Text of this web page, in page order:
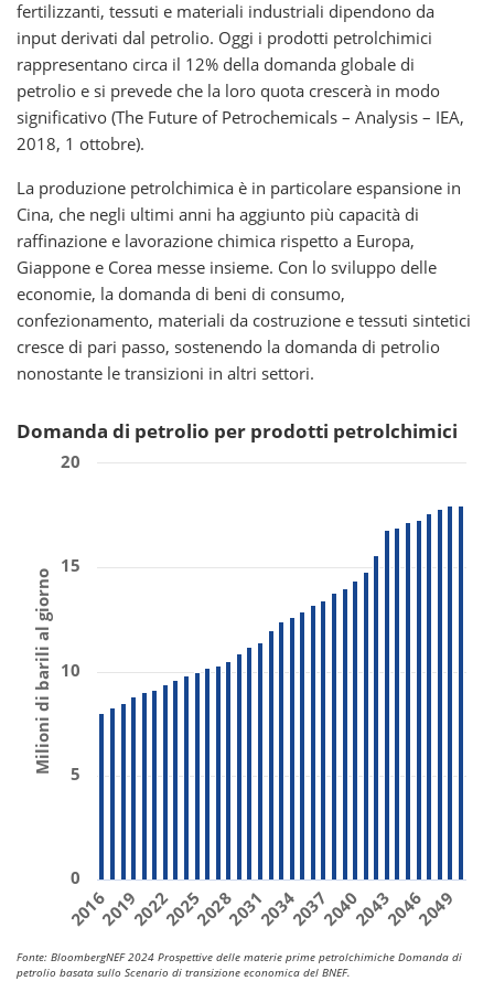
fertilizzanti, tessuti e materiali industriali dipendono da
input derivati dal petrolio. Oggi i prodotti petrolchimici
rappresentano circa il 12% della domanda globale di
petrolio e si prevede che la loro quota crescerà in modo
significativo (The Future of Petrochemicals – Analysis – IEA,
2018, 1 ottobre).
La produzione petrolchimica è in particolare espansione in
Cina, che negli ultimi anni ha aggiunto più capacità di
raffinazione e lavorazione chimica rispetto a Europa,
Giappone e Corea messe insieme. Con lo sviluppo delle
economie, la domanda di beni di consumo,
confezionamento, materiali da costruzione e tessuti sintetici
cresce di pari passo, sostenendo la domanda di petrolio
nonostante le transizioni in altri settori.
Domanda di petrolio per prodotti petrolchimici
Milioni di barili al giorno
201620192022202520282031203420372040204320462049
0
10
20
5
15
Fonte: BloombergNEF 2024 Prospettive delle materie prime petrolchimiche Domanda di
petrolio basata sullo Scenario di transizione economica del BNEF.